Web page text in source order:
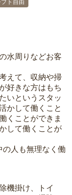
フト自由
水周りなどお客
えて、収納や掃
好きな方はもち
いというスタッ
かして働くこと
くことができま
して働くことが
人も無理なく働
機掛け、トイ